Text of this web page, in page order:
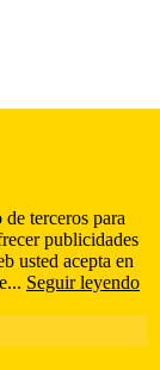
terceros para
publicidades
usted acepta en
Seguir leyendo